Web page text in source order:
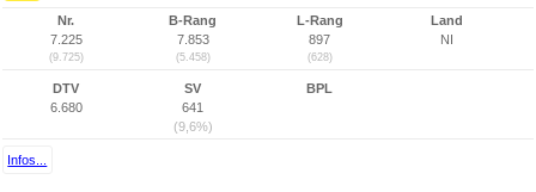
Nr.
7.225
(9.725)
B-Rang
7.853
(5.458)
L-Rang
897
(628)
Land
NI
DTV
6.680
SV
641
(9,6%)
BPL
Infos...